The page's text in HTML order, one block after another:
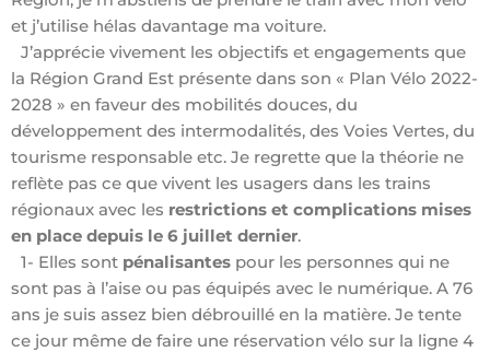
et j’utilise hélas davantage ma voiture.
J’apprécie vivement les objectifs et engagements que
la Région Grand Est présente dans son « Plan Vélo 2022-
2028 » en faveur des mobilités douces, du
développement des intermodalités, des Voies Vertes, du
tourisme responsable etc. Je regrette que la théorie ne
reflète pas ce que vivent les usagers dans les trains
régionaux avec les restrictions et complications mises
en place depuis le 6 juillet dernier.
1- Elles sont pénalisantespour les personnes qui ne
sont pas à l’aise ou pas équipés avec le numérique. A 76
ans je suis assez bien débrouillé en la matière. Je tente
ce jour même de faire une réservation vélo sur la ligne 4